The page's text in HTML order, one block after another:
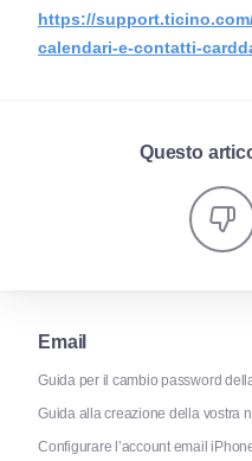
https://
calendari-e-contatti-
Questo
Email
Guida per il cambio password
Guida alla creazione della vostra
Configurare l’account email